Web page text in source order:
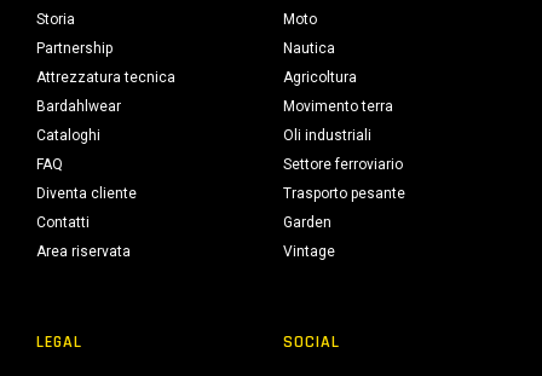
Storia
Partnership
Attrezzatura tecnica
Bardahlwear
Cataloghi
FAQ
Diventa cliente
Contatti
Area riservata
Moto
Nautica
Agricoltura
Movimento terra
Oli industriali
Settore ferroviario
Trasporto pesante
Garden
Vintage
LEGAL SOCIAL